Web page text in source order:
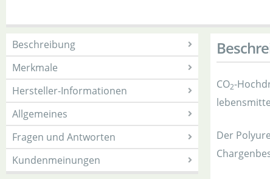
Beschreibung
Merkmale
Hersteller-Informationen
Allgemeines
Fragen und Antworten
Kundenmeinungen
CO2-
Der